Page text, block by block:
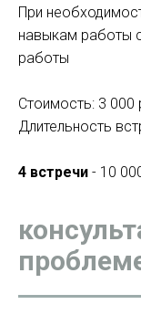
При
навыкам работы
работы
Стоимость: 3 000
Длительность
4 встречи - 10